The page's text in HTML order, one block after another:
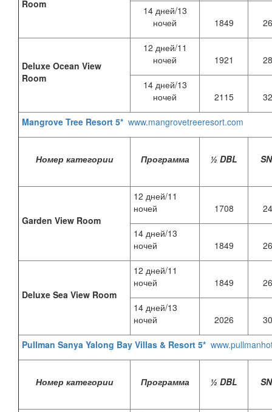
Room
14 дней/13
ночей
1849
Deluxe Ocean View
Room
12 дней/11
ночей
1921
14 дней/13
ночей
2115
Mangrove Tree Resort 5* www.mangrovetreeresort.com
Номер категории Программа ½ DBL
Garden View Room
12 дней/11
ночей
1708
14 дней/13
ночей
1849
Deluxe Sea View Room
12 дней/11
ночей
1849
14 дней/13
ночей
2026
Pullman Sanya Yalong Bay Villas & Resort 5*
Номер категории Программа ½ DBL